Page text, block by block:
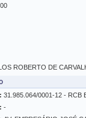
ROBERTO DE
31.985.064/0001-12 - RCB
-